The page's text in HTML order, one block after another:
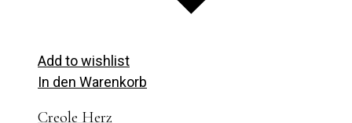
Add to wishlist
In den Warenkorb
Creole Herz